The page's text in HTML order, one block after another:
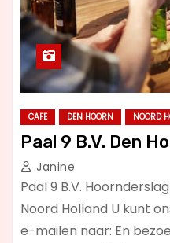
CAFE DEN HOORN NOORD
Paal 9 B.V. Den
Janine
Paal 9 B.V.
Noord Holland U kunt
e-mailen naar: En